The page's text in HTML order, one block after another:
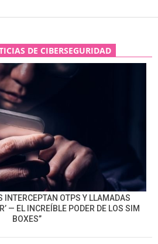
DE CIBERSEGURIDAD
INTERCEPTAN OTPS Y LLAMADAS
— EL INCREÍBLE PODER DE LOS SIM
BOXES”